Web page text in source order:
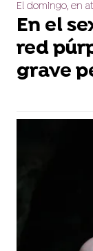
El domingo, en
En el
red
grave